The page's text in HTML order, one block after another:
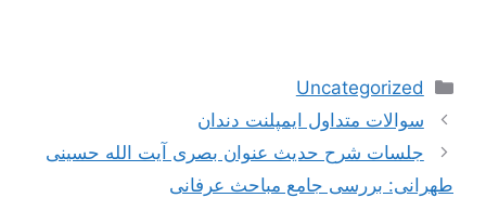
دسته‌ها
Uncategorized
ناوبری
نوشته‌ها
سوالات متداول ایمپلنت دندان
جلسات شرح حدیث عنوان بصری آیت الله حسینی
طهرانی: بررسی جامع مباحث عرفانی